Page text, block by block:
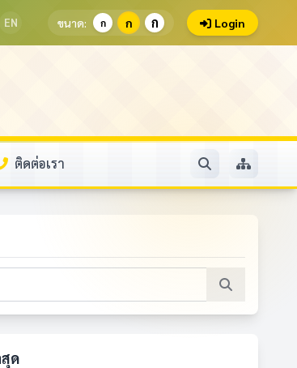
EN ขนาด: ก ก ก Login
ติดต่อเรา
ด